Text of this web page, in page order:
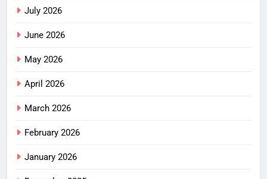
July 2026
June 2026
May 2026
April 2026
March 2026
February 2026
January 2026